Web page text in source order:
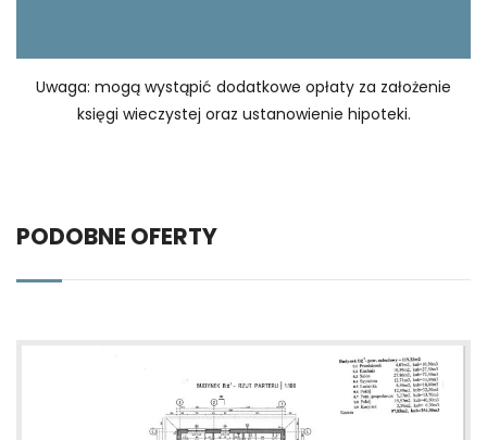
Uwaga: mogą wystąpić dodatkowe opłaty za założenie
księgi wieczystej oraz ustanowienie hipoteki.
PODOBNE OFERTY